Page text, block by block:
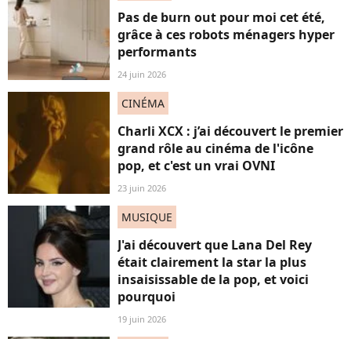
Pas de burn out pour moi cet été,
grâce à ces robots ménagers hyper
performants
24 juin 2026
CINÉMA
Charli XCX : j’ai découvert le premier
grand rôle au cinéma de l'icône
pop, et c'est un vrai OVNI
23 juin 2026
MUSIQUE
J'ai découvert que Lana Del Rey
était clairement la star la plus
insaisissable de la pop, et voici
pourquoi
19 juin 2026